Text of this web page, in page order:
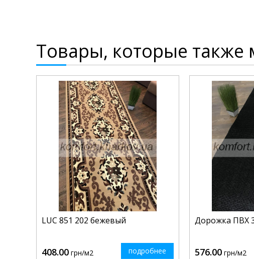
Товары, которые также
LUC 851 202 бежевый
408.00 грн/м2 подробнее
Дорожка ПВХ
576.00 грн/м2